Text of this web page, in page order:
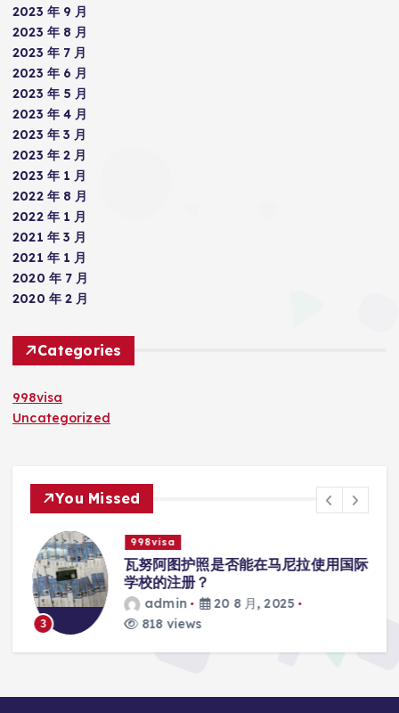
2023 年 9 月
2023 年 8 月
2023 年 7 月
2023 年 6 月
2023 年 5 月
2023 年 4 月
2023 年 3 月
2023 年 2 月
2023 年 1 月
2022 年 8 月
2022 年 1 月
2021 年 3 月
2021 年 1 月
2020 年 7 月
2020 年 2 月
Categories
998visa
Uncategorized
You Missed
3
998visa
瓦努阿图护照是否能在马尼拉使用国际
学校的注册？
admin
20 8 月, 2025
818 views